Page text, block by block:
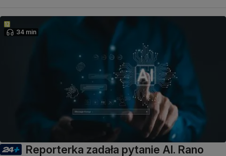
34 min
Reporterka zadała pytanie AI. Rano